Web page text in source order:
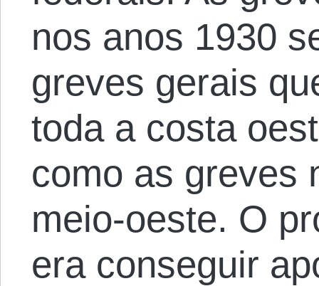
nos anos 1930
greves gerais
toda a costa
como as greves
meio-oeste. O
era conseguir